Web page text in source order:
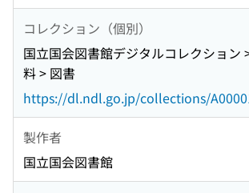
コレクション（個別）
国立国会図書館デジタルコレクション
料 > 図書
https://dl.ndl.go.jp/collections/
製作者
国立国会図書館